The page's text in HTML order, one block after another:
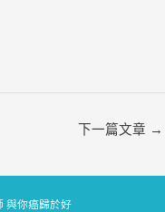
下一篇文章 →
你癌歸於好